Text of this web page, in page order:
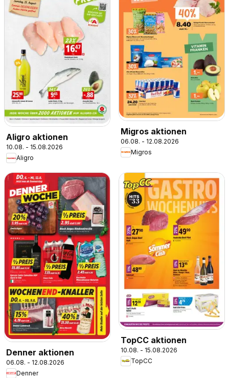
Aligro aktionen
10.08. - 15.08.2026
Aligro
Migros aktionen
06.08. - 12.08.2026
Migros
Denner aktionen
06.08. - 12.08.2026
Denner
TopCC aktionen
10.08. - 15.08.2026
TopCC